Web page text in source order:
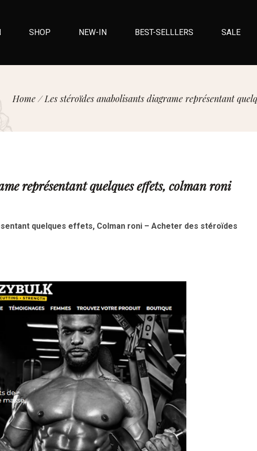
SHOP NEW-IN BEST-SELLLERS SALE
Home / Les stéroïdes anabolisants diagrame représentant
représentant quelques effets, colman roni
quelques effets, Colman roni – Acheter des stéroïdes